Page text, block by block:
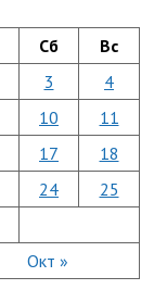
Сб Вс
Окт »
3
4
10
11
17
18
24
25